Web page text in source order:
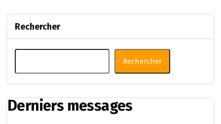
Rechercher
Rechercher
Derniers messages